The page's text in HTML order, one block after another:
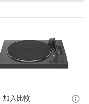
加入比較 顯示